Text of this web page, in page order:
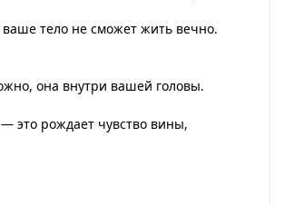
тело не сможет жить вечно.
она внутри вашей головы.
это рождает чувство вины,